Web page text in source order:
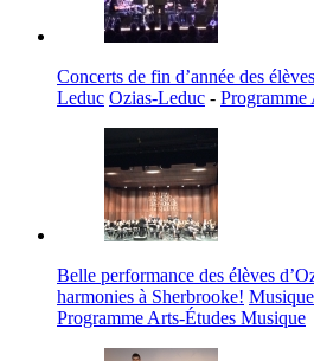
Concerts de fin d’année des
Leduc Ozias-Leduc - Programme
Belle performance des élèves
harmonies à Sherbrooke!
Programme Arts-Études Musique